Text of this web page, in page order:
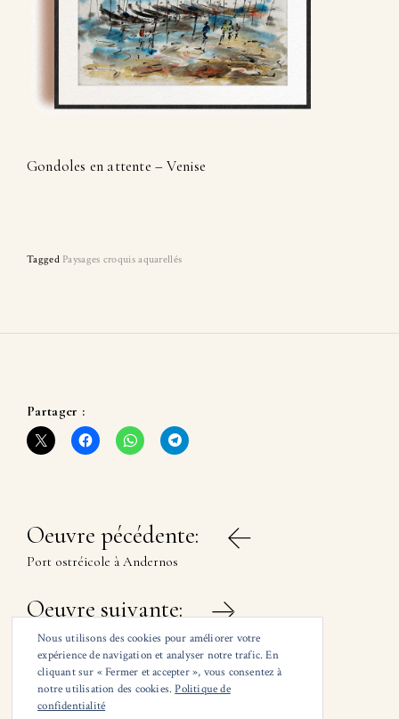
Gondoles en attente – Venise
Tagged Paysages croquis aquarellés
Partager :
Navigation
de
l’article
Oeuvre pécédente:
Port ostréicole à Andernos
Oeuvre suivante:
La chapelle à Eygalières
Nous utilisons des cookies pour améliorer votre
expérience de navigation et analyser notre trafic. En
cliquant sur « Fermer et accepter », vous consentez à
notre utilisation des cookies.Politique de
confidentialité